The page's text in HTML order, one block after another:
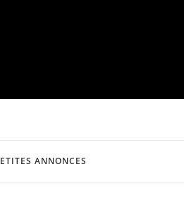
ANNONCES